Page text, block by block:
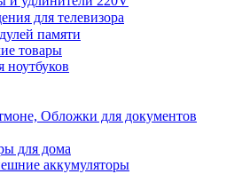
для телевизора
памяти
товары
Обложки для документов
для дома
аккумуляторы